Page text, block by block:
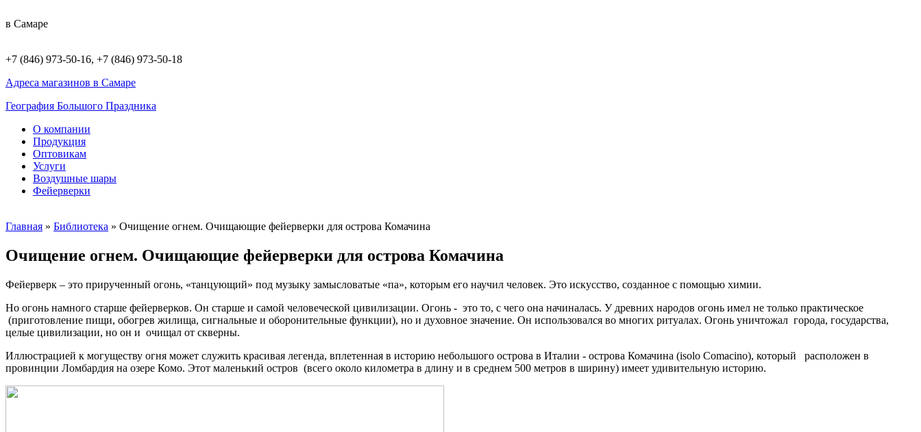
в Самаре
+7 (846) 973-50-16, +7 (846) 973-50-18
Адреса магазинов в Самаре
География Большого Праздника
О компании
Продукция
Оптовикам
Услуги
Воздушные шары
Фейерверки
Главная » Библиотека » Очищение огнем. Очищающие фейерверки для острова Комачина
Очищение огнем. Очищающие фейерверки для острова Комачина
Фейерверк – это прирученный огонь, «танцующий» под музыку замысловатые «па», которым его научил человек. Это искусство, созданное с помощью химии.
Но огонь намного старше фейерверков. Он старше и самой человеческой цивилизации. Огонь - это то, с чего она начиналась. У древних народов огонь имел не только практическое
(приготовление пищи, обогрев жилища, сигнальные и оборонительные функции), но и духовное значение. Он использовался во многих ритуалах. Огонь уничтожал города, государства,
целые цивилизации, но он и очищал от скверны.
Иллюстрацией к могуществу огня может служить красивая легенда, вплетенная в историю небольшого острова в Италии - острова Комачина (isolo Comacino), который расположен в
провинции Ломбардия на озере Комо. Этот маленький остров (всего около километра в длину и в среднем 500 метров в ширину) имеет удивительную историю.